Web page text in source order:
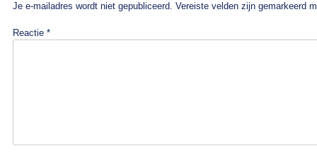
Je e-mailadres wordt niet gepubliceerd. Vereiste velden zijn gemarkeerd
Reactie *